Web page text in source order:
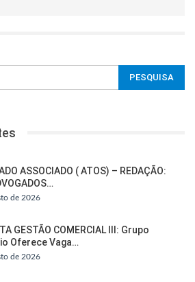
ASSOCIADO ( ATOS) – REDAÇÃO:
de 2026
GESTÃO COMERCIAL III: Grupo
Oferece Vaga…
de 2026